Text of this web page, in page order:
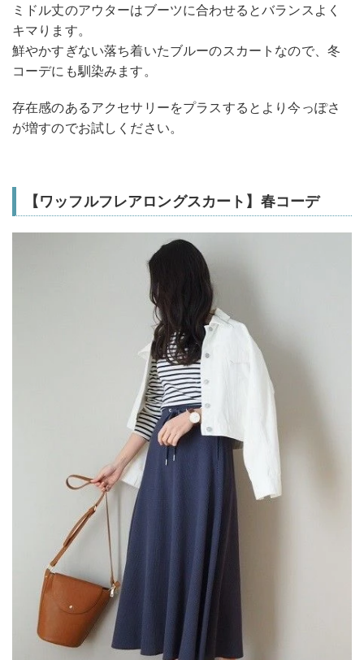
ミドル丈のアウターはブーツに合わせるとバランスよく
キマります。
鮮やかすぎない落ち着いたブルーのスカートなので、冬
コーデにも馴染みます。
存在感のあるアクセサリーをプラスするとより今っぽさ
が増すのでお試しください。
【ワッフルフレアロングスカート】春コーデ